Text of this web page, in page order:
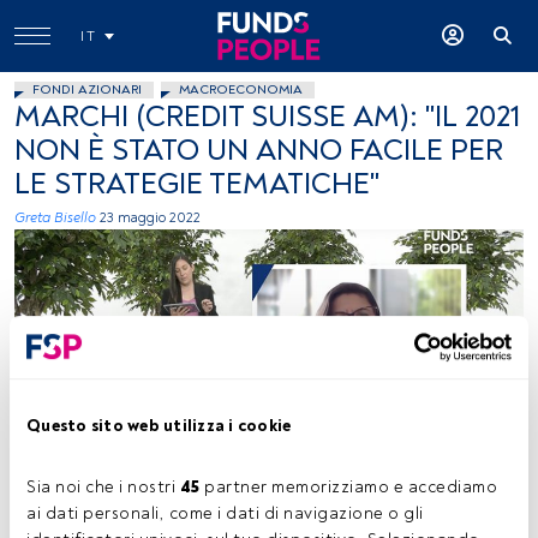
Questo sito web utilizza i cookie
Sia noi che i nostri 45 partner memorizziamo e accediamo
ai dati personali, come i dati di navigazione o gli
IT
FONDI AZIONARI MACROECONOMIA
MARCHI (CREDIT SUISSE AM): "IL 2021
NON È STATO UN ANNO FACILE PER
LE STRATEGIE TEMATICHE"
Greta Bisello 23 maggio 2022
maggio 2022
Tempo di lettura: 1 min.